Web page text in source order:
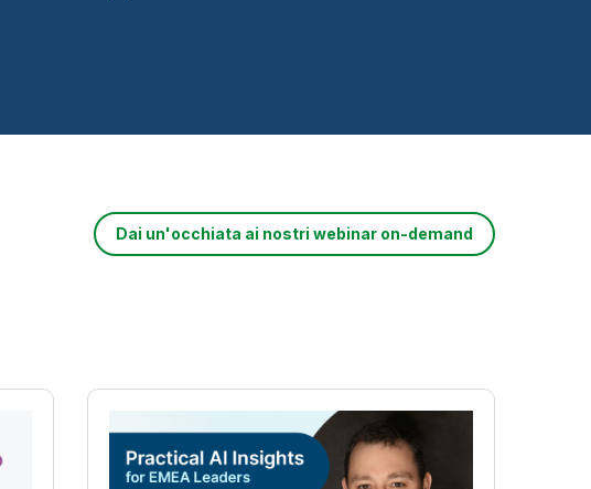
Dai un'occhiata ai nostri webinar on-demand